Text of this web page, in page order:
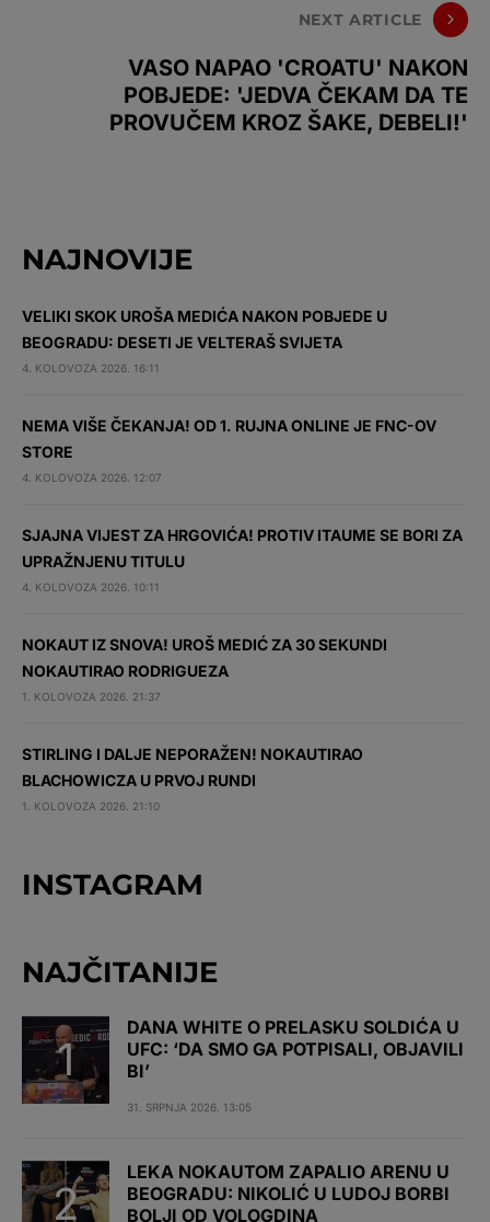
NEXT ARTICLE
VASO NAPAO 'CROATU' NAKON
POBJEDE: 'JEDVA ČEKAM DA TE
PROVUČEM KROZ ŠAKE, DEBELI!'
NAJNOVIJE
VELIKI SKOK UROŠA MEDIĆA NAKON POBJEDE U
BEOGRADU: DESETI JE VELTERAŠ SVIJETA
4. KOLOVOZA 2026. 16:11
NEMA VIŠE ČEKANJA! OD 1. RUJNA ONLINE JE FNC-OV
STORE
4. KOLOVOZA 2026. 12:07
SJAJNA VIJEST ZA HRGOVIĆA! PROTIV ITAUME SE BORI ZA
UPRAŽNJENU TITULU
4. KOLOVOZA 2026. 10:11
NOKAUT IZ SNOVA! UROŠ MEDIĆ ZA 30 SEKUNDI
NOKAUTIRAO RODRIGUEZA
1. KOLOVOZA 2026. 21:37
STIRLING I DALJE NEPORAŽEN! NOKAUTIRAO
BLACHOWICZA U PRVOJ RUNDI
1. KOLOVOZA 2026. 21:10
INSTAGRAM
NAJČITANIJE
DANA WHITE O PRELASKU SOLDIĆA U
UFC: ‘DA SMO GA POTPISALI, OBJAVILI
BI’
31. SRPNJA 2026. 13:05
LEKA NOKAUTOM ZAPALIO ARENU U
BEOGRADU: NIKOLIĆ U LUDOJ BORBI
BOLJI OD VOLOGDINA